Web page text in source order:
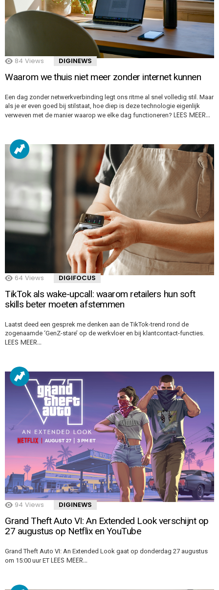
84 Views DIGINEWS
Waarom we thuis niet meer zonder internet kunnen
Een dag zonder netwerkverbinding legt ons ritme al snel volledig stil. Maar
als je er even goed bij stilstaat, hoe diep is deze technologie eigenlijk
verweven met de manier waarop we elke dag functioneren? LEES MEER…
64 Views DIGIFOCUS
TikTok als wake-upcall: waarom retailers hun soft
skills beter moeten afstemmen
Laatst deed een gesprek me denken aan de TikTok-trend rond de
zogenaamde ‘GenZ-stare’ op de werkvloer en bij klantcontact-functies.
LEES MEER…
94 Views DIGINEWS
Grand Theft Auto VI: An Extended Look verschijnt op
27 augustus op Netflix en YouTube
Grand Theft Auto VI: An Extended Look gaat op donderdag 27 augustus
om 15:00 uur ET LEES MEER…